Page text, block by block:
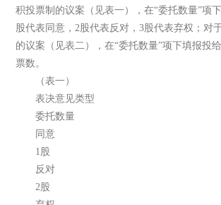
积投票制的议案（见表一），在“委托数量”项
股代表同意，2股代表反对，3股代表弃权；对
的议案（见表二），在“委托数量”项下填报投
票数。
（表一）
表决意见类型
委托数量
同意
1股
反对
2股